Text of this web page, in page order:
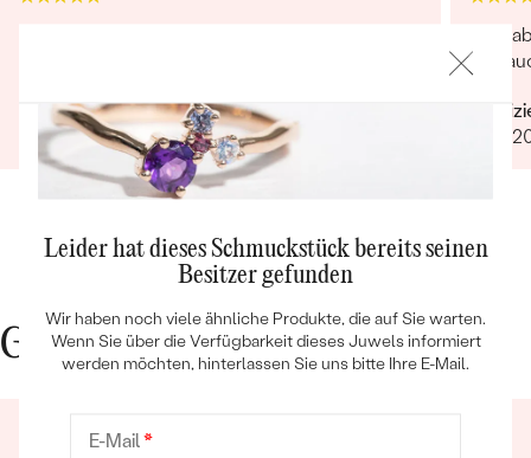
Bestseller
ANSEHEN
Verifizierter Kunde
01.01.2026
Die
und
Gute Gründe für Eppi
Leider hat dieses Schmuckstück bereits seinen
Besitzer gefunden
Wir haben noch viele ähnliche Produkte, die auf Sie warten.
Wenn Sie über die Verfügbarkeit dieses Juwels informiert
werden möchten, hinterlassen Sie uns bitte Ihre E-Mail.
E-Mail*